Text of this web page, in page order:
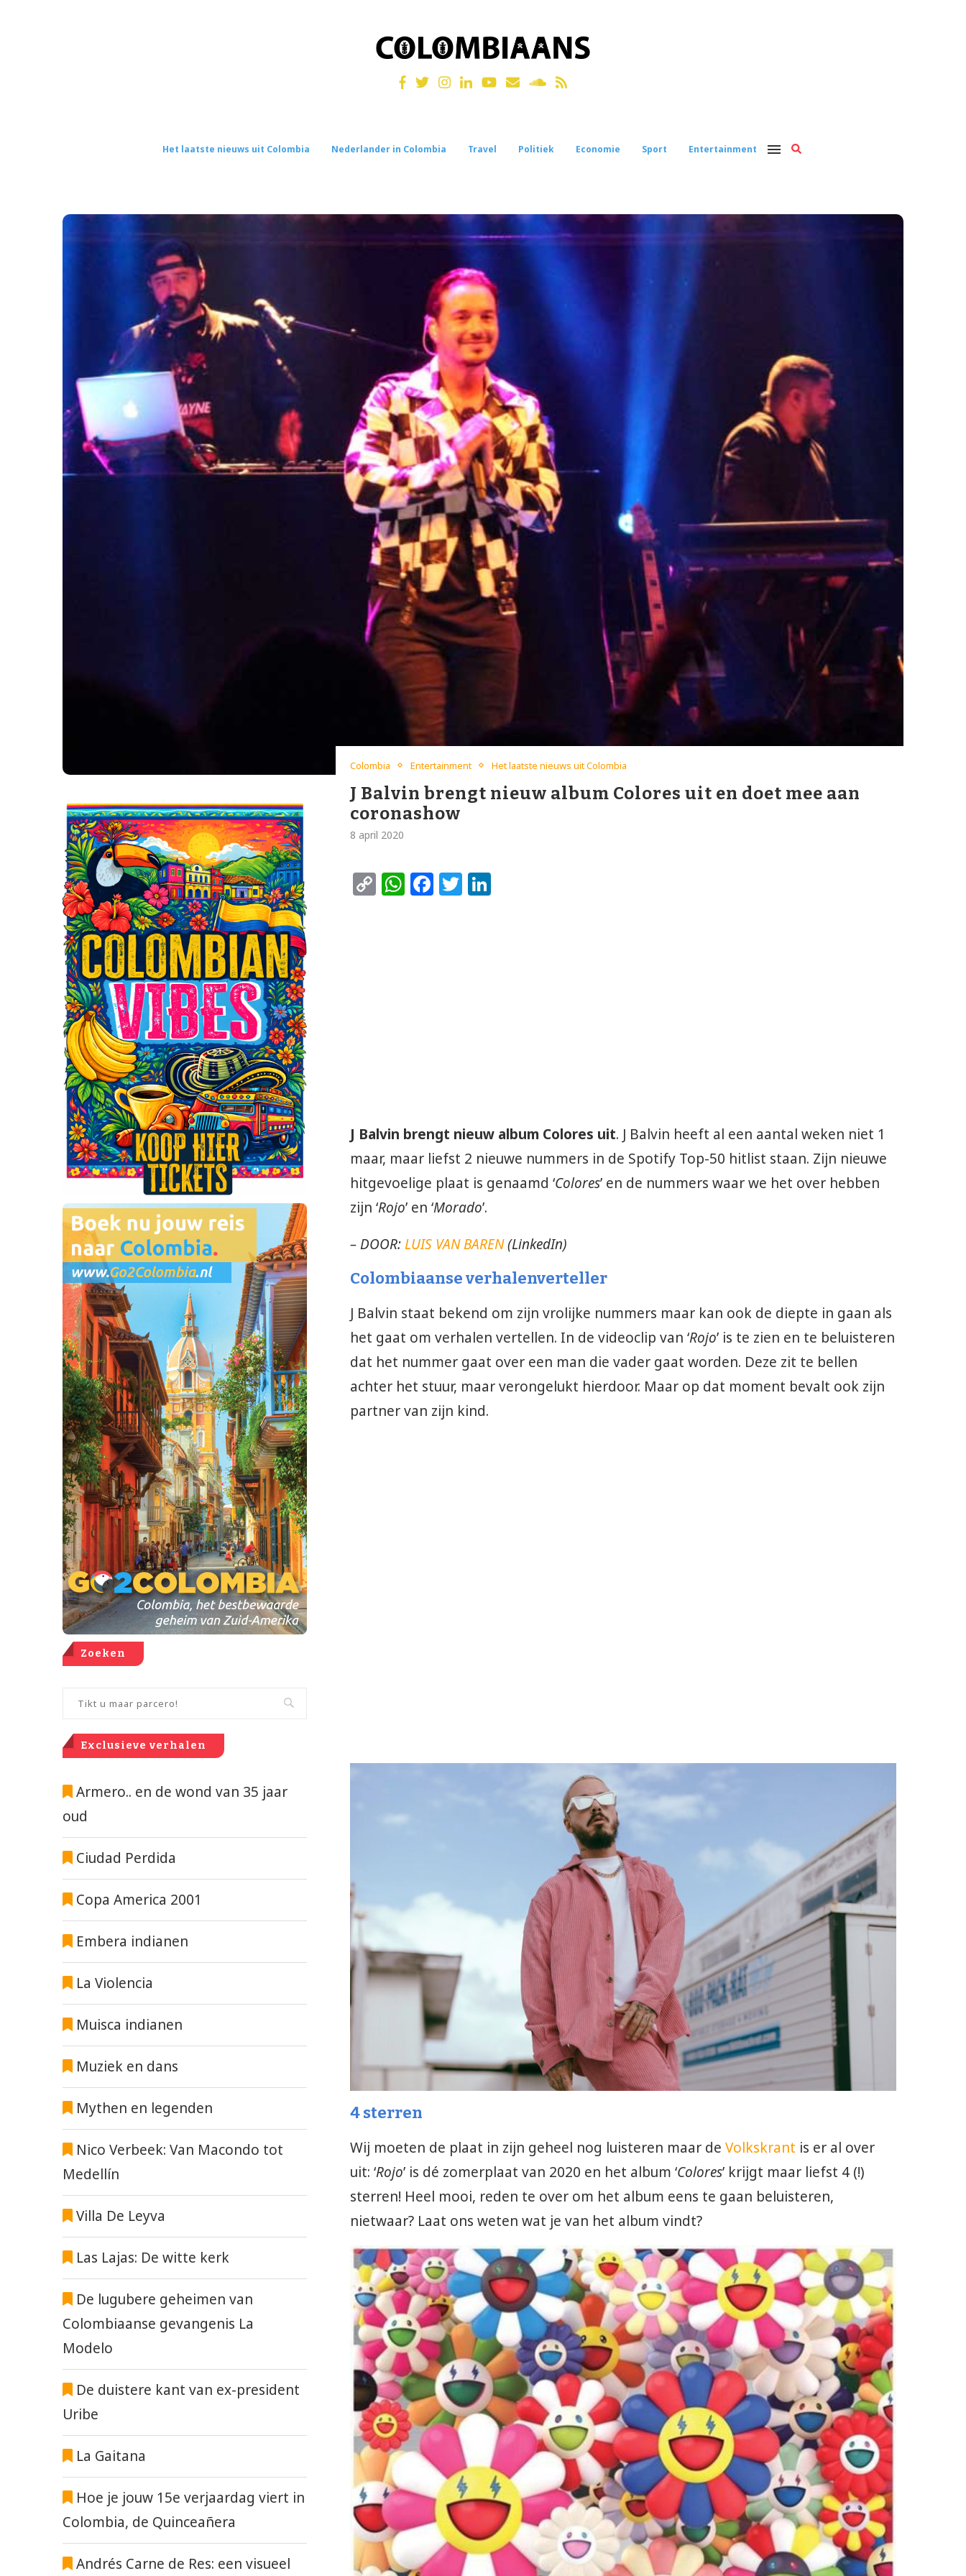
Het laatste nieuws uit Colombia Nederlander in Colombia Travel Politiek Economie Sport Entertainment
Colombia Entertainment Het laatste nieuws uit Colombia
J Balvin brengt nieuw album Colores uit en doet mee aan
coronashow
8 april 2020
CopyWhatsApp
Facebook
Twitter
J Balvin brengt nieuw album Colores uit. J Balvin heeft al een aantal weken niet 1
maar, maar liefst 2 nieuwe nummers in de Spotify Top-50 hitlist staan. Zijn nieuwe
hitgevoelige plaat is genaamd ‘Colores’ en de nummers waar we het over hebben
zijn ‘Rojo’ en ‘Morado’.
– DOOR:LUIS VAN BAREN(LinkedIn)
Colombiaanse verhalenverteller
J Balvin staat bekend om zijn vrolijke nummers maar kan ook de diepte in gaan als
het gaat om verhalen vertellen. In de videoclip van ‘Rojo’ is te zien en te beluisteren
dat het nummer gaat over een man die vader gaat worden. Deze zit te bellen
achter het stuur, maar verongelukt hierdoor. Maar op dat moment bevalt ook zijn
partner van zijn kind.
4 sterren
Wij moeten de plaat in zijn geheel nog luisteren maar deVolkskrant is er al over
uit: ‘Rojo’ is dé zomerplaat van 2020 en het album ‘Colores’ krijgt maar liefst 4 (!)
sterren! Heel mooi, reden te over om het album eens te gaan beluisteren,
nietwaar? Laat ons weten wat je van het album vindt?
Zoeken
Exclusieve verhalen
Armero.. en de wond van 35 jaar
oud
Ciudad Perdida
Copa America 2001
Embera indianen
La Violencia
Muisca indianen
Muziek en dans
Mythen en legenden
Nico Verbeek: Van Macondo tot
Medellín
Villa De Leyva
Las Lajas: De witte kerk
De lugubere geheimen van
Colombiaanse gevangenis La
Modelo
De duistere kant van ex-president
Uribe
La Gaitana
Hoe je jouw 15e verjaardag viert in
Colombia, de Quinceañera
Andrés Carne de Res: een visueel